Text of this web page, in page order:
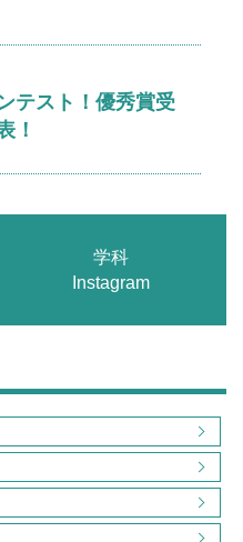
テスト！優秀賞受
！
学科
Instagram